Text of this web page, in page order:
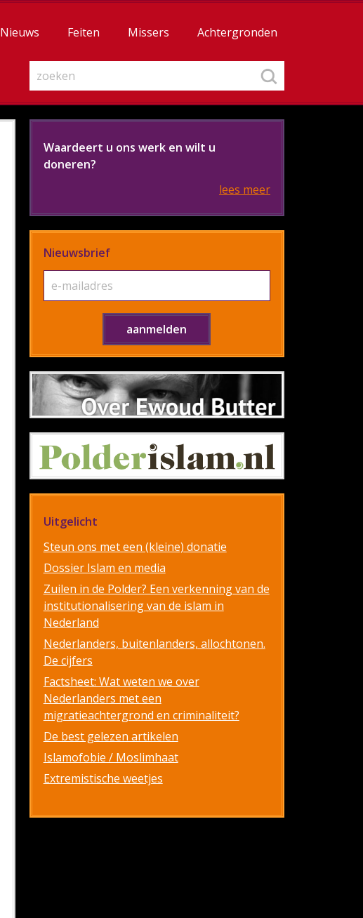
Nieuws Feiten Missers Achtergronden
Waardeert u ons werk en wilt u
doneren?
lees meer
Nieuwsbrief
Uitgelicht
Steun ons met een (kleine) donatie
Dossier Islam en media
Zuilen in de Polder? Een verkenning van de
institutionalisering van de islam in
Nederland
Nederlanders, buitenlanders, allochtonen.
De cijfers
Factsheet: Wat weten we over
Nederlanders met een
migratieachtergrond en criminaliteit?
De best gelezen artikelen
Islamofobie / Moslimhaat
Extremistische weetjes